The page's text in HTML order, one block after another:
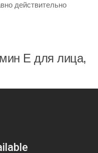
действительно
Е для лица,